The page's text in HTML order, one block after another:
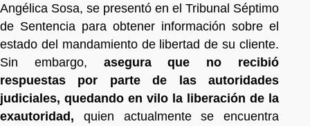
Angélica Sosa, se presentó en el Tribunal Séptimo
de Sentencia para obtener información sobre el
estado del mandamiento de libertad de su cliente.
Sin embargo, asegura que no recibió
respuestas por parte de las autoridades
judiciales, quedando en vilo la liberación de la
exautoridad, quien actualmente se encuentra